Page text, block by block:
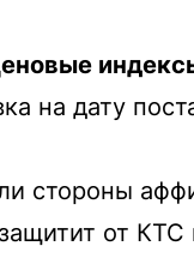
на дату
стороны
от